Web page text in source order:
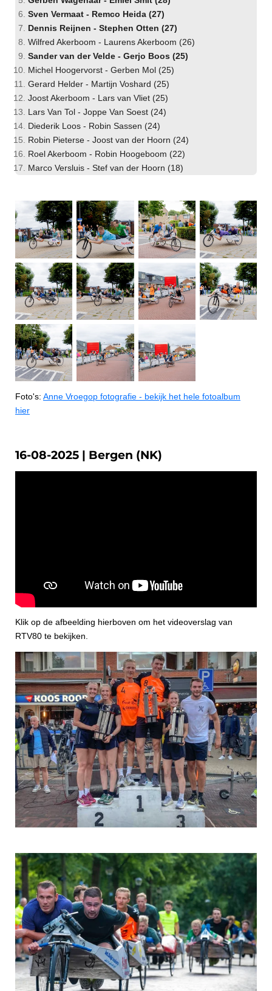
Sven Vermaat - Remco Heida (27)
Dennis Reijnen - Stephen Otten (27)
Wilfred Akerboom - Laurens Akerboom (26)
Sander van der Velde - Gerjo Boos (25)
Michel Hoogervorst - Gerben Mol (25)
Gerard Helder - Martijn Voshard (25)
Joost Akerboom - Lars van Vliet (25)
Lars Van Tol - Joppe Van Soest (24)
Diederik Loos - Robin Sassen (24)
Robin Pieterse - Joost van der Hoorn (24)
Roel Akerboom - Robin Hoogeboom (22)
Marco Versluis - Stef van der Hoorn (18)
Foto's: Anne Vroegop fotografie - bekijk het hele fotoalbum
hier
16-08-2025 | Bergen (NK)
Klik op de afbeelding hierboven om het videoverslag van
RTV80 te bekijken.